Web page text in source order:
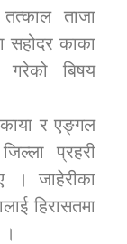
ताजा
सहोदर काका
गरेको बिषय
र एङ्गल
प्रहरी
। जाहेरीका
हिरासतमा